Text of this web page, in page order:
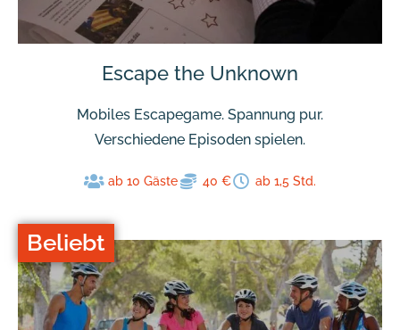
Escape the Unknown
Mobiles Escapegame. Spannung pur.
Verschiedene Episoden spielen.
ab 10 Gäste 40 € ab 1,5 Std.
Beliebt